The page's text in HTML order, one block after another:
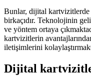
Bunlar, dijital kartvizitlerde
birkaçıdır. Teknolojinin
ve yöntem ortaya
kartvizitlerin
iletişimlerini
Dijital